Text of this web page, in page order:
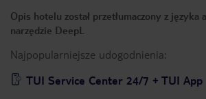
Opis hotelu został przetłumaczony z języka
narzędzie DeepL
Najpopularniejsze udogodnienia:
TUI Service Center 24/7 + TUI App